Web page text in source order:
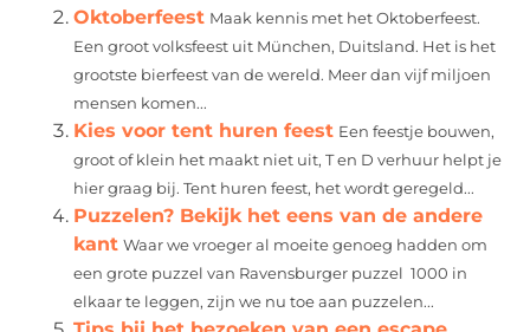
Oktoberfeest Maak kennis met het Oktoberfeest.
Een groot volksfeest uit München, Duitsland. Het is het
grootste bierfeest van de wereld. Meer dan vijf miljoen
mensen komen...
Kies voor tent huren feest Een feestje bouwen,
groot of klein het maakt niet uit, T en D verhuur helpt je
hier graag bij. Tent huren feest, het wordt geregeld...
Puzzelen? Bekijk het eens van de andere
kant Waar we vroeger al moeite genoeg hadden om
een grote puzzel van Ravensburger puzzel 1000 in
elkaar te leggen, zijn we nu toe aan puzzelen...